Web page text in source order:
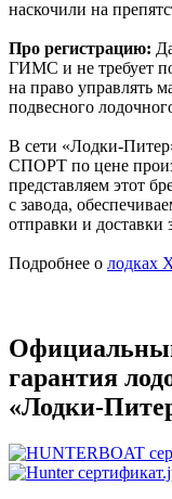
наскочили на
Про регистрацию:
ГИМС и не требует
на право управлять
подвесного
В сети «Лодки-
СПОРТ по цене
представляем этот
с завода,
отправки и доставки
Подробнее о лодках
гарантия
«Лодки-